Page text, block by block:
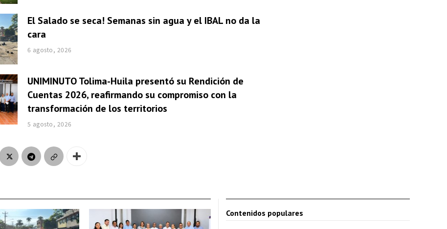
El Salado se seca! Semanas sin agua y el IBAL no da la
cara
6 agosto, 2026
UNIMINUTO Tolima-Huila presentó su Rendición de
Cuentas 2026, reafirmando su compromiso con la
transformación de los territorios
5 agosto, 2026
Contenidos populares